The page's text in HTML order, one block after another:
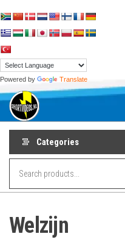
to
content
Powered by Translate
shortvideos.nl
ondernemers
Categories
Welzijn